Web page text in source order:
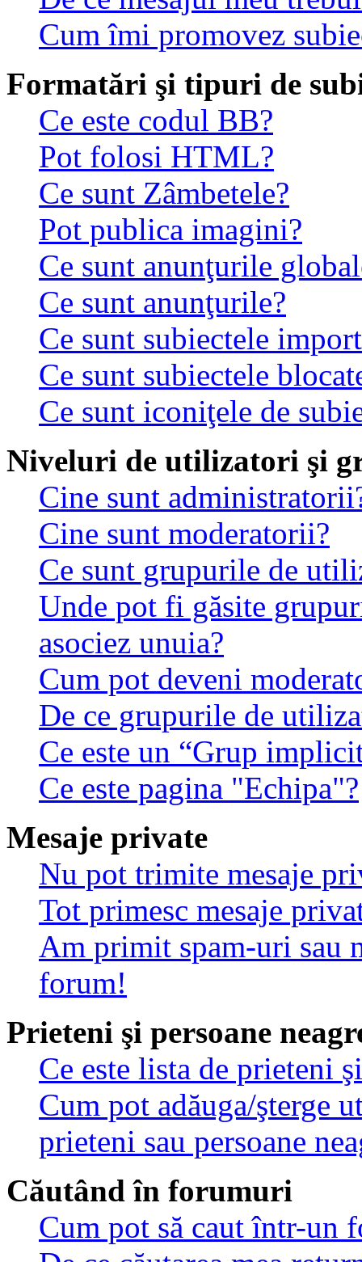
Cum îmi promovez
Formatări şi tipuri de
Ce este codul BB?
Pot folosi HTML?
Ce sunt Zâmbetele?
Pot publica imagini?
Ce sunt anunţurile
Ce sunt anunţurile?
Ce sunt subiectele
Ce sunt subiectele
Ce sunt iconiţele de
Niveluri de utilizatori şi
Cine sunt
Cine sunt moderatorii?
Ce sunt grupurile de
Unde pot fi găsite
asociez unuia?
Cum pot deveni
De ce grupurile de
Ce este un “Grup
Ce este pagina "Echipa"?
Mesaje private
Nu pot trimite mesaje
Tot primesc mesaje
Am primit spam-uri sau
forum!
Prieteni şi persoane
Ce este lista de prieteni
Cum pot adăuga/şterge
prieteni sau persoane
Căutând în forumuri
Cum pot să caut într-un